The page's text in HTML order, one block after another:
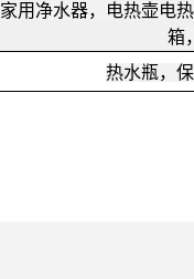
家用净水器，电热壶电
箱
热水瓶，